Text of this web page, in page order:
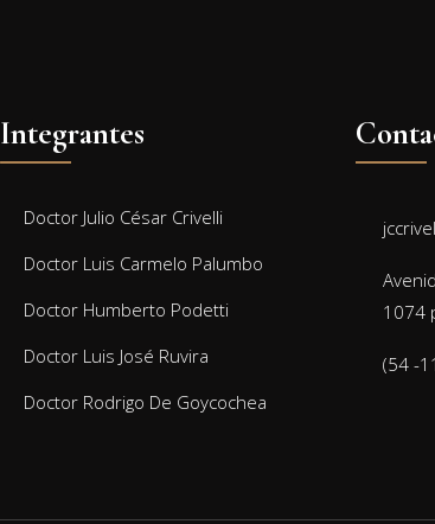
Integrantes
Doctor Julio César Crivelli
Doctor Luis Carmelo Palumbo
Doctor Humberto Podetti
Doctor Luis José Ruvira
Doctor Rodrigo De Goycochea
1074
(54 -